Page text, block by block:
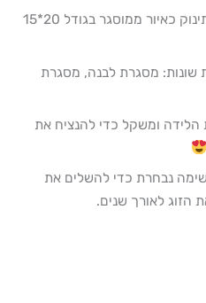
תמונה מאוירת של הזוג + התינוק כאיור ממוסגר בגודל 20*15
סוגי מסגרות שונות: מסגרת לבנה, מסגרת
הלידה ומשקל כדי להנציח את
נבחרת כדי להשלים את
לאורך שנים.